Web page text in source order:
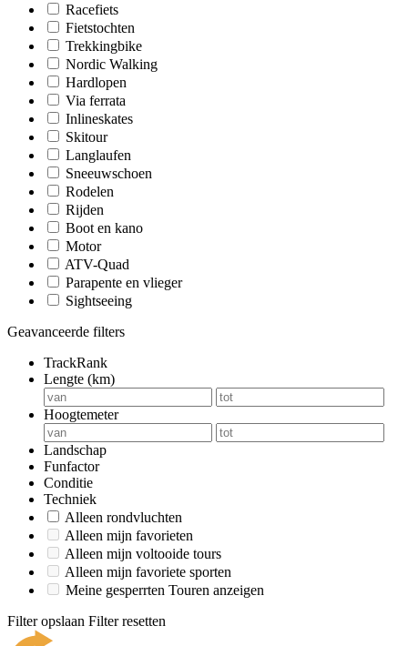
Racefiets
Fietstochten
Trekkingbike
Nordic Walking
Hardlopen
Via ferrata
Inlineskates
Skitour
Langlaufen
Sneeuwschoen
Rodelen
Rijden
Boot en kano
Motor
ATV-Quad
Parapente en vlieger
Sightseeing
Geavanceerde filters
TrackRank
Lengte (km)
Hoogtemeter
Landschap
Funfactor
Conditie
Techniek
Alleen rondvluchten
Alleen mijn favorieten
Alleen mijn voltooide tours
Alleen mijn favoriete sporten
Meine gesperrten Touren anzeigen
Filter opslaan Filter resetten